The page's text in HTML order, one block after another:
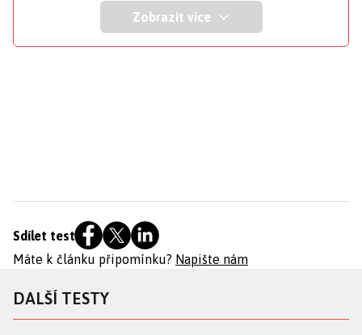
Zobrazit více
Sdílet test
Máte k článku připomínku? Napište nám
DALŠÍ TESTY